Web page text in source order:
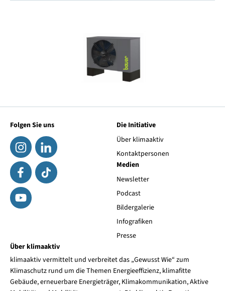
Folgen Sie uns
Die Initiative
Über klimaaktiv
Kontaktpersonen
Medien
Newsletter
Podcast
Bildergalerie
Infografiken
Presse
Über klimaaktiv
klimaaktiv vermittelt und verbreitet das „Gewusst Wie“ zum
Klimaschutz rund um die Themen Energieeffizienz, klimafitte
Gebäude, erneuerbare Energieträger, Klimakommunikation, Aktive